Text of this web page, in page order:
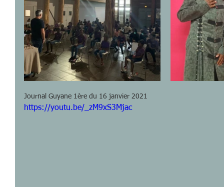
Journal Guyane 1ère du 16 janvier 2021
https://youtu.be/_zM9xS3Mjac